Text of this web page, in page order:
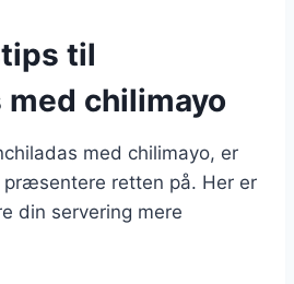
til
chilimayo
med chilimayo, er
retten på. Her er
din servering mere